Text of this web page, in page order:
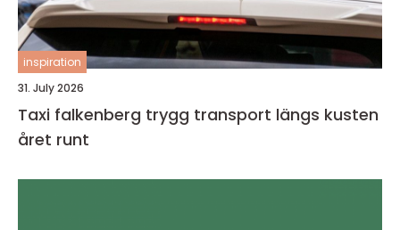
inspiration
31. July 2026
Taxi falkenberg trygg transport längs kusten
året runt